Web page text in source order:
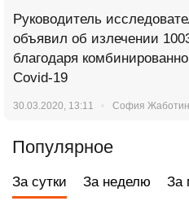
Руководитель
объявил об излечении
благодаря
Covid-19
30.03.2020, 13:11 София
Популярное
За сутки За неделю За